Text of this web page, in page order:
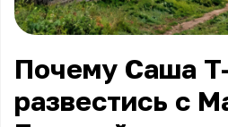
Почему Саша
развестись с